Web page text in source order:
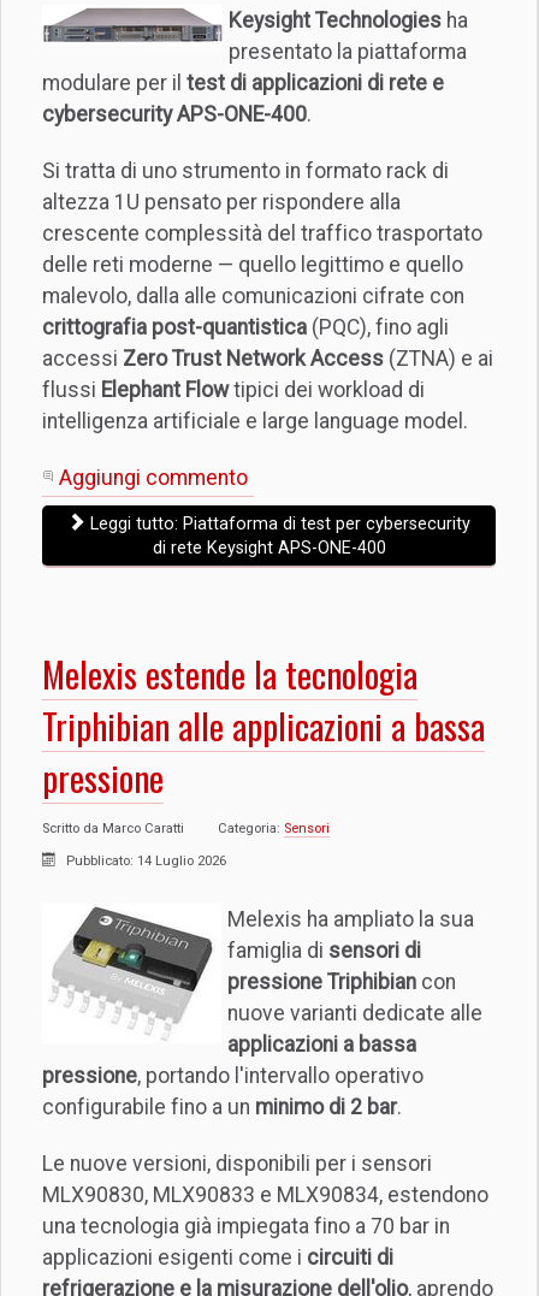
Keysight Technologies ha
presentato la piattaforma
modulare per il test di applicazioni di rete e
cybersecurity APS-ONE-400.
Si tratta di uno strumento in formato rack di
altezza 1U pensato per rispondere alla
crescente complessità del traffico trasportato
delle reti moderne — quello legittimo e quello
malevolo, dalla alle comunicazioni cifrate con
crittografia post-quantistica (PQC), fino agli
accessi Zero Trust Network Access (ZTNA) e ai
flussi Elephant Flowtipici dei workload di
intelligenza artificiale e large language model.
Aggiungi commento
Leggi tutto: Piattaforma di test per cybersecurity
di rete Keysight APS-ONE-400
Melexis estende la tecnologia
Triphibian alle applicazioni a bassa
pressione
Scritto da Marco Caratti Categoria: Sensori
Pubblicato: 14 Luglio 2026
Melexis ha ampliato la sua
famiglia di sensori di
pressione Triphibian con
nuove varianti dedicate alle
applicazioni a bassa
pressione, portando l'intervallo operativo
configurabile fino a un minimo di 2 bar.
Le nuove versioni, disponibili per i sensori
MLX90830, MLX90833 e MLX90834, estendono
una tecnologia già impiegata fino a 70 bar in
applicazioni esigenti come i circuiti di
refrigerazione e la misurazione dell'olio, aprendo